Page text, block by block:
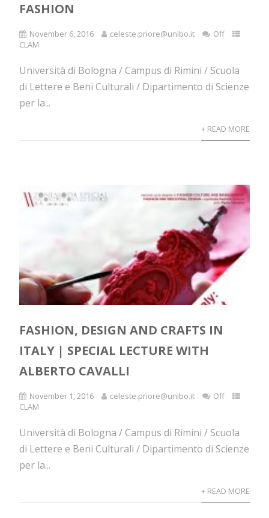
FASHION
November 6, 2016 celeste.priore@unibo.it
Off
CLAM
Università di Bologna / Campus di Rimini / Scuola
di Lettere e Beni Culturali / Dipartimento di Scienze
per la...
+ READ MORE
FASHION, DESIGN AND CRAFTS IN
ITALY | SPECIAL LECTURE WITH
ALBERTO CAVALLI
November 1, 2016 celeste.priore@unibo.it
Off
CLAM
Università di Bologna / Campus di Rimini / Scuola
di Lettere e Beni Culturali / Dipartimento di Scienze
per la...
+ READ MORE